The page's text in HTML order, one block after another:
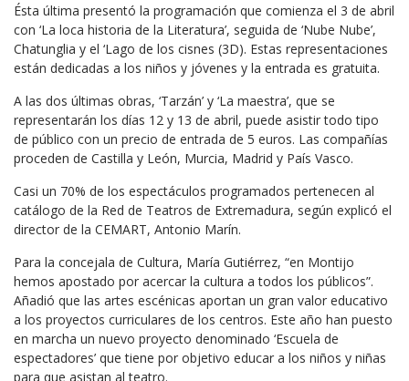
Ésta última presentó la programación que comienza el 3 de abril
con ‘La loca historia de la Literatura’, seguida de ‘Nube Nube’,
Chatunglia y el ‘Lago de los cisnes (3D). Estas representaciones
están dedicadas a los niños y jóvenes y la entrada es gratuita.
A las dos últimas obras, ‘Tarzán’ y ‘La maestra’, que se
representarán los días 12 y 13 de abril, puede asistir todo tipo
de público con un precio de entrada de 5 euros. Las compañías
proceden de Castilla y León, Murcia, Madrid y País Vasco.
Casi un 70% de los espectáculos programados pertenecen al
catálogo de la Red de Teatros de Extremadura, según explicó el
director de la CEMART, Antonio Marín.
Para la concejala de Cultura, María Gutiérrez, “en Montijo
hemos apostado por acercar la cultura a todos los públicos”.
Añadió que las artes escénicas aportan un gran valor educativo
a los proyectos curriculares de los centros. Este año han puesto
en marcha un nuevo proyecto denominado ‘Escuela de
espectadores’ que tiene por objetivo educar a los niños y niñas
para que asistan al teatro.